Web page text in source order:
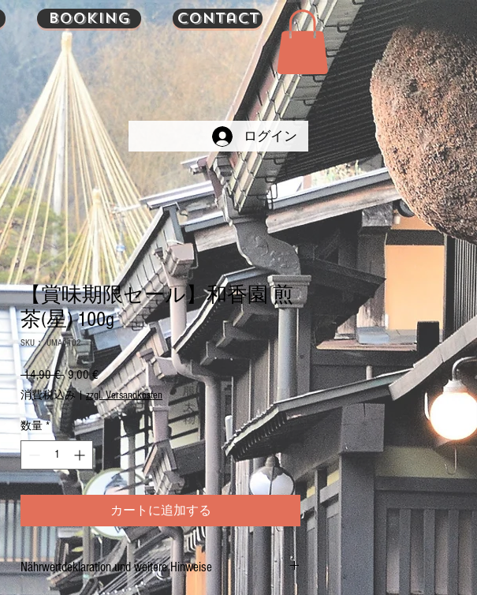
ログイン
【賞味期限セール】和香園 煎
茶(星) 100g
SKU： UMA1102
14,90 € 通
常
価
格
9,00 €セ
ー
ル
価
格
消費税込み|zzgl. Versandkosten
数量 *
カートに追加する
Nährwertdeklaration und weitere Hinweise
Booking Contact